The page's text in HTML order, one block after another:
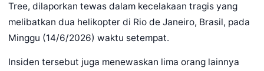
Tree, dilaporkan tewas dalam kecelakaan tragis yang
melibatkan dua helikopter di Rio de Janeiro, Brasil, pada
Minggu (14/6/2026) waktu setempat.
Insiden tersebut juga menewaskan lima orang lainnya